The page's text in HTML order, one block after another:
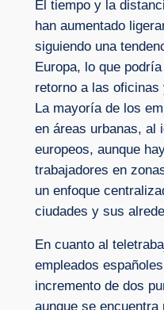
El tiempo y la
han aumentado
siguiendo una
Europa, lo que
retorno a las
La mayoría de los
en áreas urbanas, al
europeos, aunque
trabajadores en
un enfoque
ciudades y sus
En cuanto al
empleados
incremento de dos
aunque se encuentra